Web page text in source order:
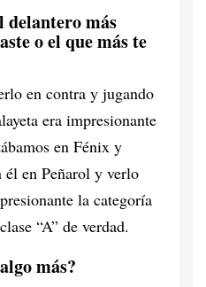
delantero más
o el que más te
en contra y jugando
era impresionante
en Fénix y
él en Peñarol y verlo
la categoría
“A” de verdad.
más?